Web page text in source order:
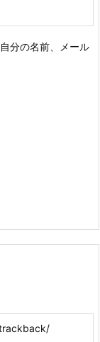
分の名前、メール